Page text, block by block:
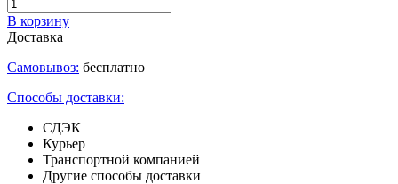
В корзину
Доставка
Самовывоз: бесплатно
Способы доставки:
СДЭК
Курьер
Транспортной компанией
Другие способы доставки